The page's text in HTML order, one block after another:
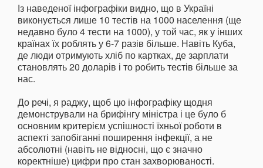
Із наведеної інфографіки видно, що в Україні
виконується лише 10 тестів на 1000 населення (ще
недавно було 4 тести на 1000), у той час, як у інших
країнах їх роблять у 6-7 разів більше. Навіть Куба,
де люди отримують хліб по картках, де зарплати
становлять 20 доларів і то робить тестів більше за
нас.
До речі, я раджу, щоб цю інфографіку щодня
демонстрували на брифінгу міністра і це було б
основним критерієм успішності їхньої роботи в
аспекті запобіганні поширення інфекції, а не
абсолютні (навіть не відносні, що є значно
коректніше) цифри про стан захворюваності.